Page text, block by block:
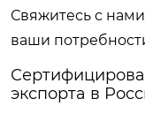
Свяжитесь с
ваши
экспорта в